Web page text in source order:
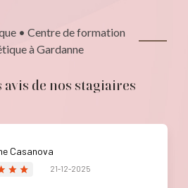
• Centre de formation
à Gardanne
de nos stagiaires
Casanova
21-12-2025